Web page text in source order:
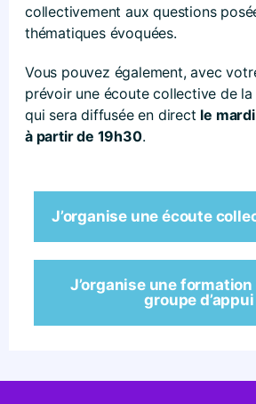
collectivement aux questions
thématiques évoquées.
Vous pouvez également, avec
prévoir une écoute collective de
qui sera diffusée en direct le
à partir de 19h30.
J’organise une écoute
J’organise une
groupe d’appui